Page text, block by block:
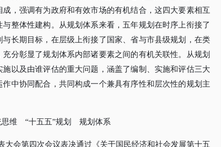
，强调有为政府和有效市场的有机结合，这四大要素相互
整体性建构。从规划体系来看，五年规划在时序上衔接了
长期目标，在层级上衔接了国家、省与市县级规划，在类
分彰显了规划体系内部诸要素之间的有机关联性。从规划
以及由谁评估的重大问题，涵盖了编制、实施和评估三大
中协同配合，共同构成一个兼具有序性和层次性的规划主
维 “十五五”规划 规划体系
大会第四次会议表决通过《关于国民经济和社会发展第十五